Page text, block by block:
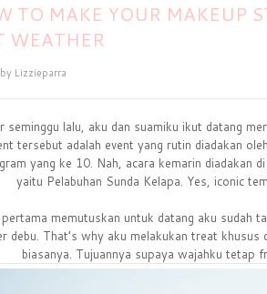
TO MAKE YOUR MAKEUP
WEATHER
Lizzieparra
seminggu lalu, aku dan suamiku ikut datang
tersebut adalah event yang rutin diadakan
yang ke 10. Nah, acara kemarin diadakan
yaitu Pelabuhan Sunda Kelapa. Yes, iconic
memutuskan untuk datang aku sudah
debu. That’s why aku melakukan treat
biasanya. Tujuannya supaya wajahku tetap